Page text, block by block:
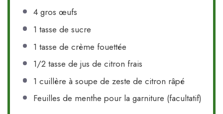
4gros œufs
1 tasse de sucre
1 tasse de crème fouettée
1/2 tasse de jus de citron frais
1 cuillère à soupe de zeste de citron râpé
Feuilles de menthe pour la garniture (facultatif)